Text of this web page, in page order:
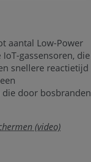
aantal Low-Power
gassensoren, die
snellere reactietijd
door bosbranden
(video)